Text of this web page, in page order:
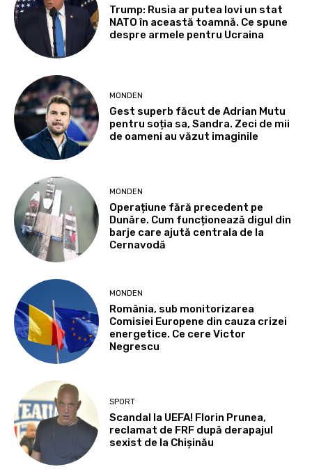
Trump: Rusia ar putea lovi un stat
NATO în această toamnă. Ce spune
despre armele pentru Ucraina
MONDEN
Gest superb făcut de Adrian Mutu
pentru soția sa, Sandra. Zeci de mii
de oameni au văzut imaginile
MONDEN
Operațiune fără precedent pe
Dunăre. Cum funcționează digul din
barje care ajută centrala de la
Cernavodă
MONDEN
România, sub monitorizarea
Comisiei Europene din cauza crizei
energetice. Ce cere Victor
Negrescu
SPORT
Scandal la UEFA! Florin Prunea,
reclamat de FRF după derapajul
sexist de la Chișinău